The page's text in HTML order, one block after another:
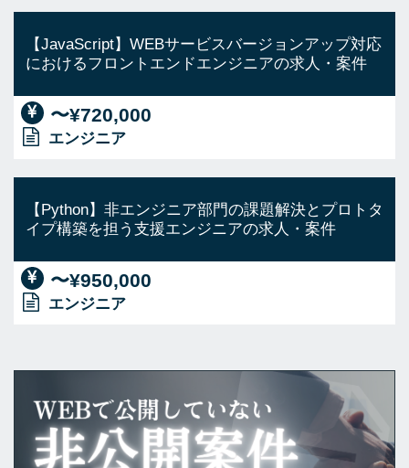
【JavaScript】WEBサービスバージョンアップ対応
におけるフロントエンドエンジニアの求人・案件
〜¥720,000
エンジニア
【Python】非エンジニア部門の課題解決とプロトタ
イプ構築を担う支援エンジニアの求人・案件
〜¥950,000
エンジニア